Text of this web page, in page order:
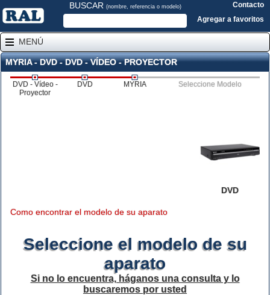
BUSCAR (nombre, referencia o modelo)
Contacto
Agregar a favoritos
MENÚ
MYRIA - DVD - DVD - VÍDEO - PROYECTOR
DVD - Vídeo -
Proyector
DVD MYRIA Seleccione Modelo
DVD
Como encontrar el modelo de su aparato
Seleccione el modelo de su
aparato
Si no lo encuentra, háganos una consulta y lo
buscaremos por usted